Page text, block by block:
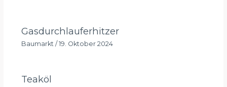
Gasdurchlauferhitzer
Baumarkt/ 19. Oktober 2024
Teaköl